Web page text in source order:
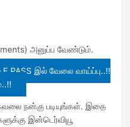
அனுப்ப வேண்டும்.
E PASS இல் வேலை வாய்ப்பு..!!
நன்கு படியுங்கள். இதை
இன்டெர்வியூ